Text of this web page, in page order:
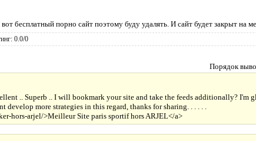
бесплатный порно сайт поэтому буду удалять. И сайт будет закрыт на
: 0.0/0
Порядок
.. Superb .. I will bookmark your site and take the feeds additionally? I'm
develop more strategies in this regard, thanks for sharing. . . . . .
hors-arjel/>Meilleur Site paris sportif hors ARJEL</a>